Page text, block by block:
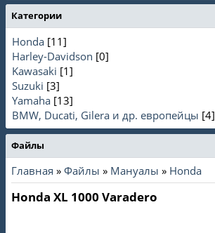
Категории
Honda [11]
Harley-Davidson [0]
Kawasaki [1]
Suzuki [3]
Yamaha [13]
BMW, Ducati, Gilera и др. европейцы [4]
Файлы
Главная » Файлы » Мануалы » Honda
Honda XL 1000 Varadero